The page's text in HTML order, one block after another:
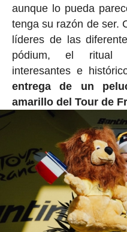
aunque lo pueda
tenga su razón de ser.
líderes de las
pódium, el ritual
interesantes e
entrega de un
amarillo del Tour de